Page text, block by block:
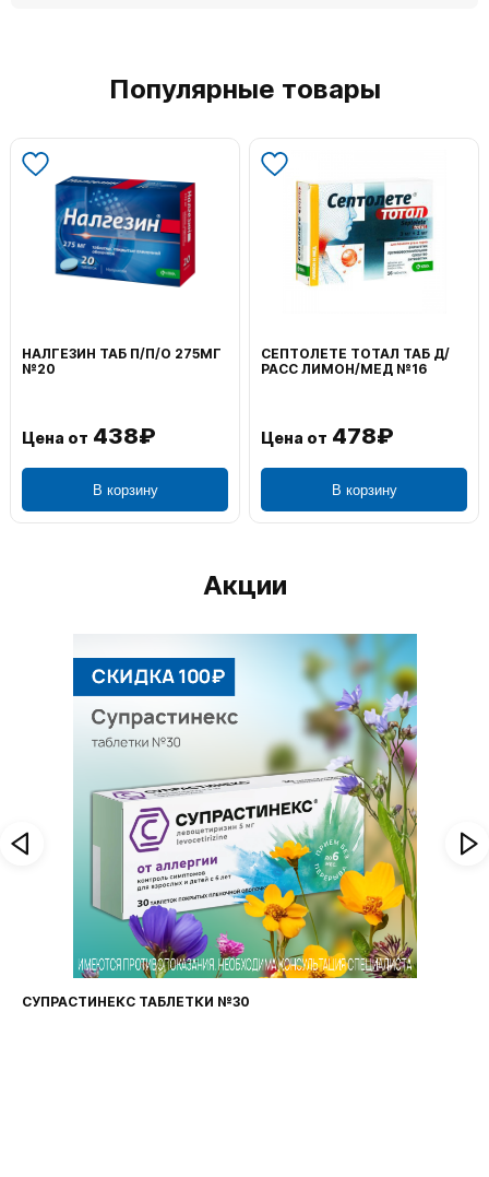
Популярные товары
НАЛГЕЗИН ТАБ П/П/О 275МГ
№20
Цена от 438₽
В корзину
СЕПТОЛЕТЕ ТОТАЛ ТАБ Д/
РАСС ЛИМОН/МЕД №16
Цена от 478₽
В корзину
Акции
СУПРАСТИНЕКС ТАБЛЕТКИ №30